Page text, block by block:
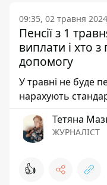
09:35, 02 травня 2024
Пенсії з 1
виплати і хто
допомогу
У травні не буде
нарахують
Тетяна
ЖУРНАЛІСТ
👍